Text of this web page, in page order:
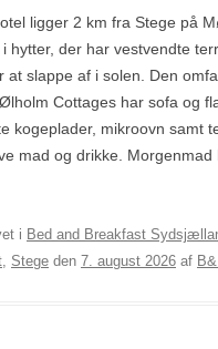
ligger 2 km fra Stege på
hytter, der har vestvendte
at slappe af i solen. Den
Cottages har sofa og
kogeplader, mikroovn samt
mad og drikke. Morgenmad
i Bed and Breakfast
Stege den 7. august 2026 af